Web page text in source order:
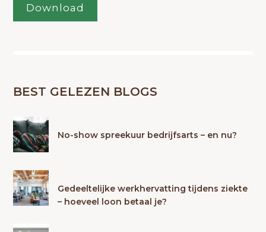
Download
BEST GELEZEN BLOGS
No-show spreekuur bedrijfsarts – en nu?
Gedeeltelijke werkhervatting tijdens ziekte
– hoeveel loon betaal je?